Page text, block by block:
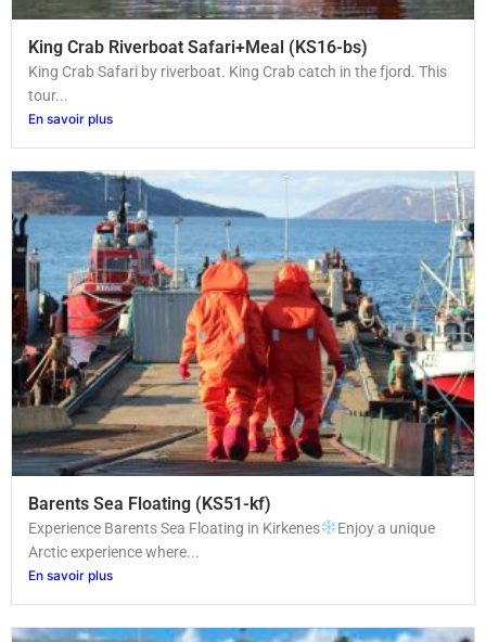
King Crab Riverboat Safari+Meal (KS16-bs)
King Crab Safari by riverboat. King Crab catch in the fjord. This
tour...
En savoir plus
Barents Sea Floating (KS51-kf)
Experience Barents Sea Floating in Kirkenes
Enjoy a unique
Arctic experience where...
En savoir plus